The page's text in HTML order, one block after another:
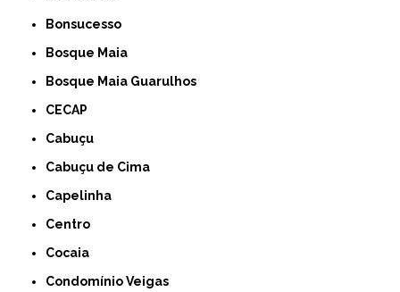
Bonsucesso
Bosque Maia
Bosque Maia Guarulhos
CECAP
Cabuçu
Cabuçu de Cima
Capelinha
Centro
Cocaia
Condomínio Veigas